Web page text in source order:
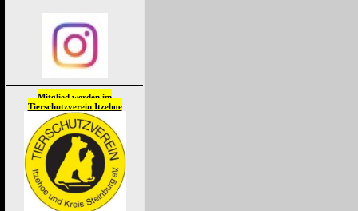
Mitglied werden im
Tierschutzverein Itzehoe